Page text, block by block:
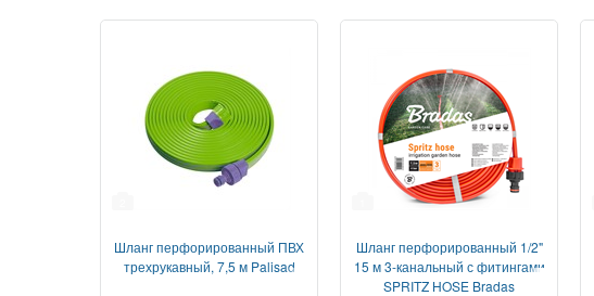
Шланг перфорированный ПВХ
трехрукавный, 7,5 м Palisad
Шланг перфорированный 1/2"
15 м 3-канальный с фитингами
SPRITZ HOSE Bradas